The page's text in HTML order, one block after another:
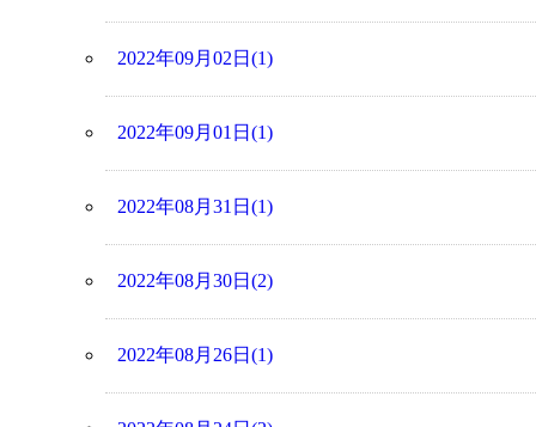
2022年09月02日(1)
2022年09月01日(1)
2022年08月31日(1)
2022年08月30日(2)
2022年08月26日(1)